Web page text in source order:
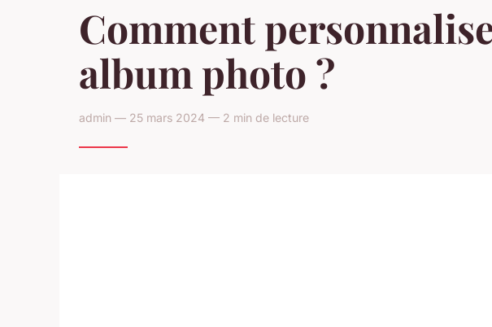
Comment
album photo ?
admin — 25 mars 2024 — 2 min de lecture